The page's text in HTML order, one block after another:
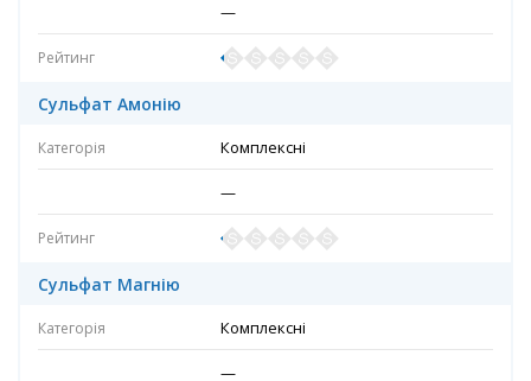
—
Сульфат Амонію
Комплексні
—
Сульфат Магнію
Комплексні
—